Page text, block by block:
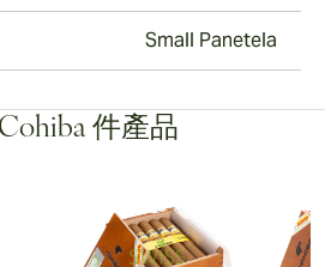
Small Panetela
件產品